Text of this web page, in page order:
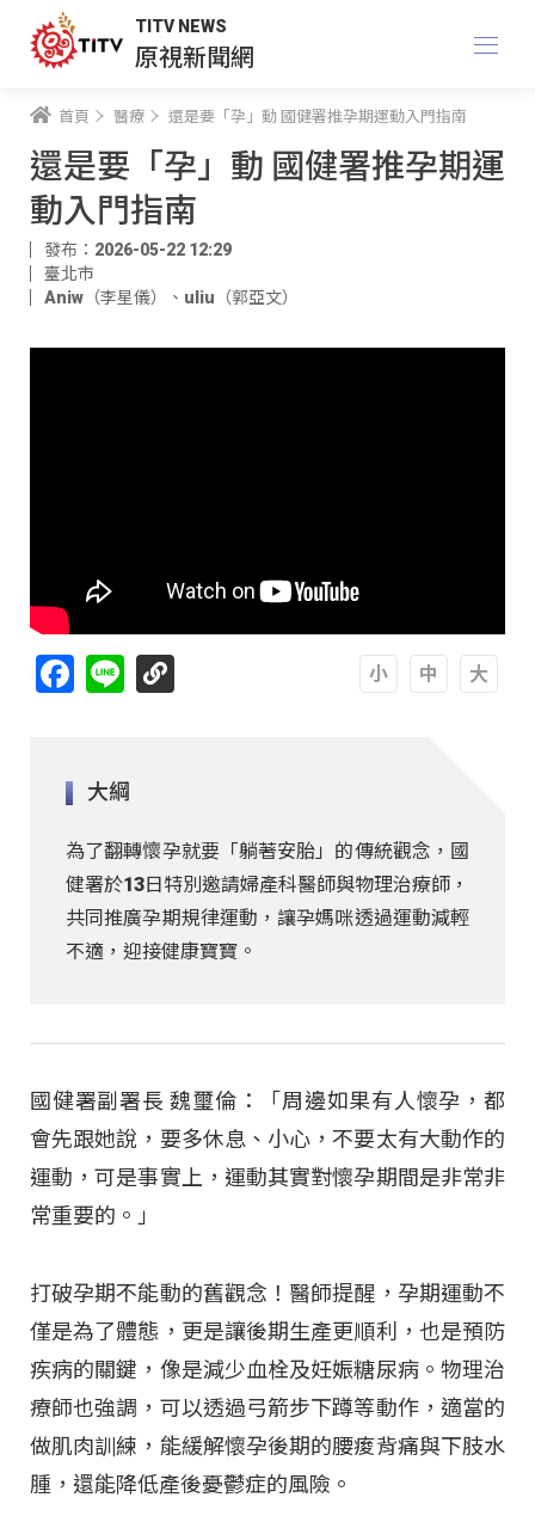
TITV NEWS
原視新聞網
首頁 醫療 還是要「孕」動 國健署推孕期運動入門指南
還是要「孕」動 國健署推孕期運
動入門指南
發布：2026-05-22 12:29
臺北市
Aniw（李星儀）
、 uliu（郭亞文）
Facebook
Line
大綱
為了翻轉懷孕就要「躺著安胎」的傳統觀念，國
健署於13日特別邀請婦產科醫師與物理治療師，
共同推廣孕期規律運動，讓孕媽咪透過運動減輕
不適，迎接健康寶寶。
國健署副署長 魏璽倫：「周邊如果有人懷孕，都
會先跟她說，要多休息、小心，不要太有大動作的
運動，可是事實上，運動其實對懷孕期間是非常非
常重要的。」
打破孕期不能動的舊觀念！醫師提醒，孕期運動不
僅是為了體態，更是讓後期生產更順利，也是預防
疾病的關鍵，像是減少血栓及妊娠糖尿病。物理治
療師也強調，可以透過弓箭步下蹲等動作，適當的
做肌肉訓練，能緩解懷孕後期的腰痠背痛與下肢水
腫，還能降低產後憂鬱症的風險。